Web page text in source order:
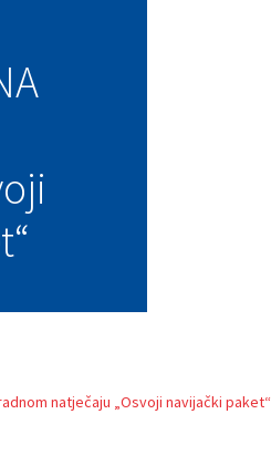
natječaju „Osvoji navijački paket“